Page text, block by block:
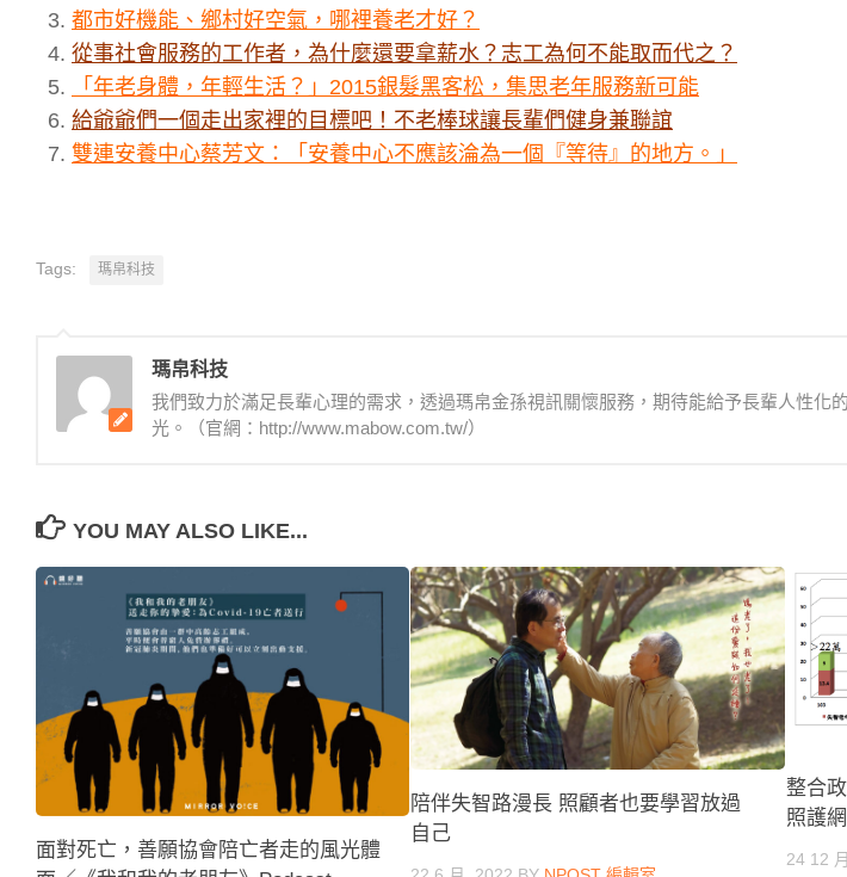
都市好機能、鄉村好空氣，哪裡養老才好？
從事社會服務的工作者，為什麼還要拿薪水？志工為何不能取而代之？
「年老身體，年輕生活？」2015銀髮黑客松，集思老年服務新可能
給爺爺們一個走出家裡的目標吧！不老棒球讓長輩們健身兼聯誼
雙連安養中心蔡芳文：「安養中心不應該淪為一個『等待』的地方。」
Tags: 瑪帛科技
瑪帛科技
我們致力於滿足長輩心理的需求，透過瑪帛金孫視訊關懷服務，期待能給予長輩人性化
光。（官網：http://www.mabow.com.tw/）
YOU MAY ALSO LIKE...
面對死亡，善願協會陪亡者走的風光體
陪伴失智路漫長 照顧者也要學習放過
自己
整合
照護
24 12